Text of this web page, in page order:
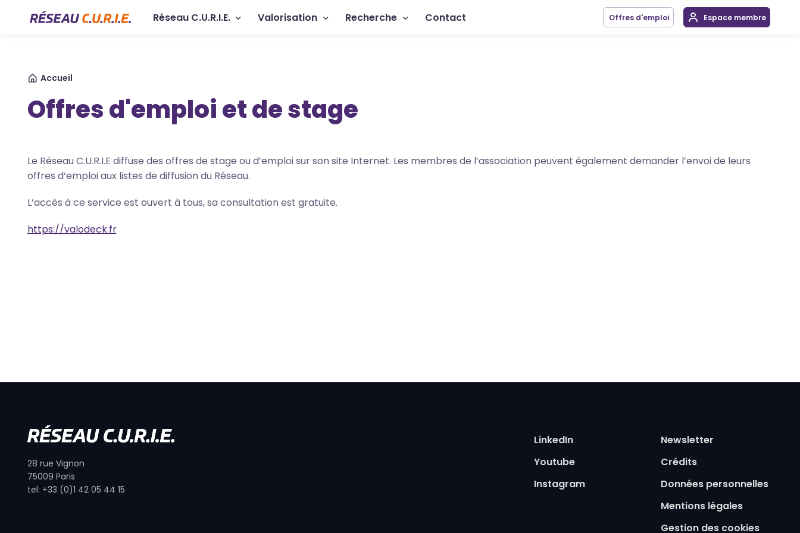
Navigation principale
Réseau C.U.R.I.E. Valorisation Recherche Contact Offres d'emploi Espace membre
Accueil
Offres d'emploi et de stage
Le Réseau C.U.R.I.E diffuse des offres de stage ou d’emploi sur son site Internet. Les membres de l’association peuvent également demander l’envoi de leurs
offres d’emploi aux listes de diffusion du Réseau.
L’accès à ce service est ouvert à tous, sa consultation est gratuite.
https://valodeck.fr
28 rue Vignon
75009 Paris
tel: +33 (0)1 42 05 44 15
LinkedIn
Youtube
Instagram
Pied de page
Newsletter
Crédits
Données personnelles
Mentions légales
Gestion des cookies